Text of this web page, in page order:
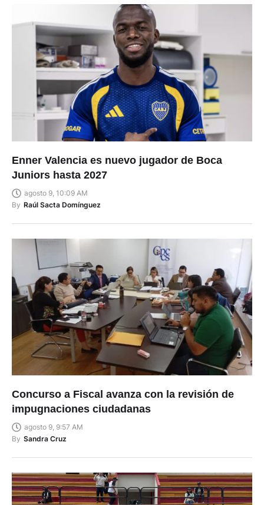
Enner Valencia es nuevo jugador de Boca
Juniors hasta 2027
agosto 9, 10:09 AM
By Raúl Sacta Domínguez
Concurso a Fiscal avanza con la revisión de
impugnaciones ciudadanas
agosto 9, 9:57 AM
By Sandra Cruz